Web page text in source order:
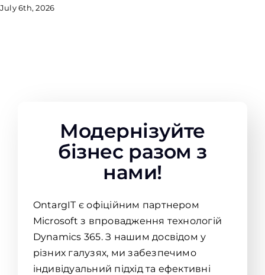
July 6th, 2026
Модернізуйте
бізнес разом з
нами!
OntargIT є офіційним партнером
Microsoft з впровадження технологій
Dynamics 365. З нашим досвідом у
різних галузях, ми забезпечимо
індивідуальний підхід та ефективні